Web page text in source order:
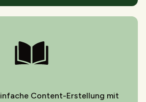
Content-Erstellung mit